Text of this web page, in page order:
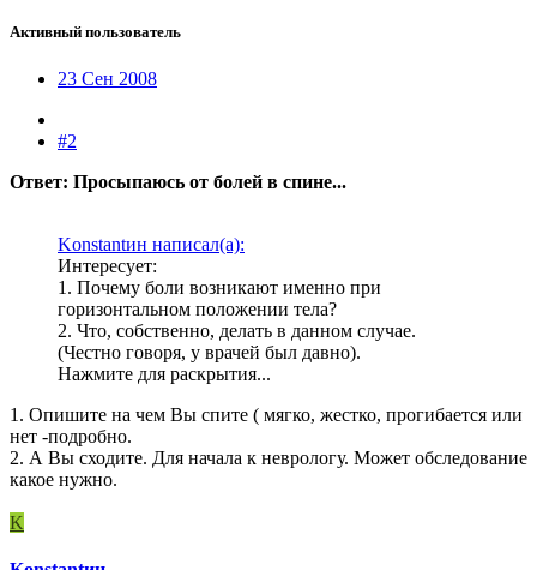
Активный пользователь
23 Сен 2008
#2
Ответ: Просыпаюсь от болей в спине...
Konstantин написал(а):
Интересует:
1. Почему боли возникают именно при
горизонтальном положении тела?
2. Что, собственно, делать в данном случае.
(Честно говоря, у врачей был давно).
Нажмите для раскрытия...
1. Опишите на чем Вы спите ( мягко, жестко, прогибается или
нет -подробно.
2. А Вы сходите. Для начала к неврологу. Может обследование
какое нужно.
K